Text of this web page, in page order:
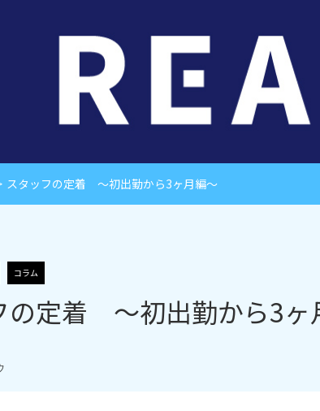
スタッフの定着 ～初出勤から3ヶ月編～
コラム
の定着 ～初出勤から3ヶ